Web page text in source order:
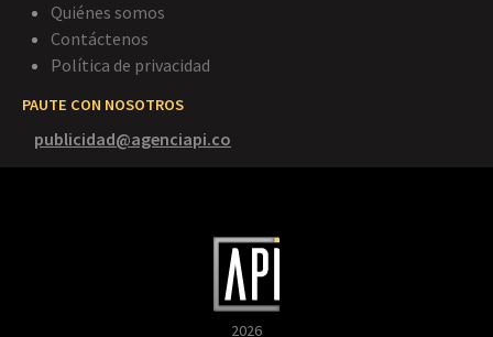
Quiénes somos
Contáctenos
Política de privacidad
PAUTE CON NOSOTROS
publicidad@agenciapi.co
2026